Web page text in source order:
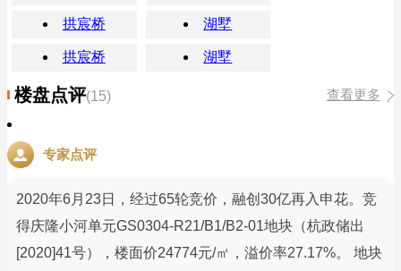
拱宸桥 湖墅
拱宸桥 湖墅
楼盘点评(15) 查看更多
专家点评
2020年6月23日，经过65轮竞价，融创30亿再入申花。竞
得庆隆小河单元GS0304-R21/B1/B2-01地块（杭政储出
[2020]41号），楼面价24774元/㎡，溢价率27.17%。 地块